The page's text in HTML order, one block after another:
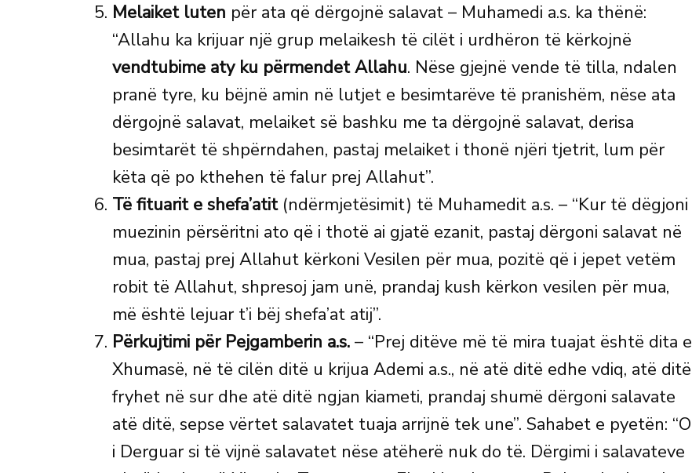
Melaiket luten për ata që dërgojnë salavat – Muhamedi a.s. ka thënë:
“Allahu ka krijuar një grup melaikesh të cilët i urdhëron të kërkojnë
vendtubime aty ku përmendet Allahu. Nëse gjejnë vende të tilla, ndalen
pranë tyre, ku bëjnë amin në lutjet e besimtarëve të pranishëm, nëse ata
dërgojnë salavat, melaiket së bashku me ta dërgojnë salavat, derisa
besimtarët të shpërndahen, pastaj melaiket i thonë njëri tjetrit, lum për
këta që po kthehen të falur prej Allahut”.
Të fituarit e shefa’atit(ndërmjetësimit) të Muhamedit a.s. – “Kur të dëgjoni
muezinin përsëritni ato që i thotë ai gjatë ezanit, pastaj dërgoni salavat në
mua, pastaj prej Allahut kërkoni Vesilen për mua, pozitë që i jepet vetëm
robit të Allahut, shpresoj jam unë, prandaj kush kërkon vesilen për mua,
më është lejuar t’i bëj shefa’at atij”.
Përkujtimi për Pejgamberin a.s. – “Prej ditëve më të mira tuajat është dita e
Xhumasë, në të cilën ditë u krijua Ademi a.s., në atë ditë edhe vdiq, atë ditë
fryhet në sur dhe atë ditë ngjan kiameti, prandaj shumë dërgoni salavate
atë ditë, sepse vërtet salavatet tuaja arrijnë tek une”. Sahabet e pyetën: “O
i Derguar si të vijnë salavatet nëse atëherë nuk do të. Dërgimi i salavateve